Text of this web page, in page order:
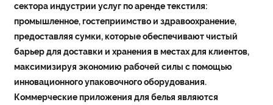
сектора индустрии услуг по аренде текстиля:
промышленное, гостеприимство и здравоохранение,
предоставляя сумки, которые обеспечивают чистый
барьер для доставки и хранения в местах для клиентов,
максимизируя экономию рабочей силы с помощью
инновационного упаковочного оборудования.
Коммерческие приложения для белья являются